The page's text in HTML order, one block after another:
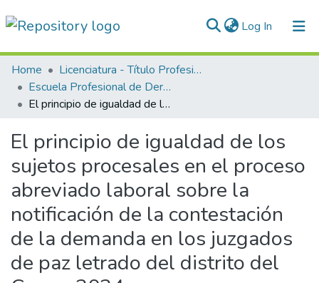
Log In (current)
Communities & Collections
All of DSpace
Normativas
Home
Licenciatura - Título Profesional
Escuela Profesional de Derecho
El principio de igualdad de los sujetos procesales en el proceso abreviado laboral sobre la notificación de la contestación de la demanda en los juzgados de paz letrado del distrito del Cusco, 2024
El principio de igualdad de los
sujetos procesales en el proceso
abreviado laboral sobre la
notificación de la contestación
de la demanda en los juzgados
de paz letrado del distrito del